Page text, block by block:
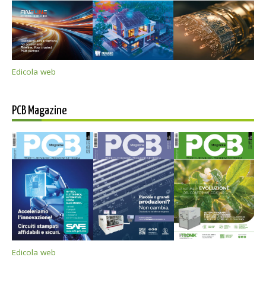
Edicola web
PCB Magazine
Edicola web